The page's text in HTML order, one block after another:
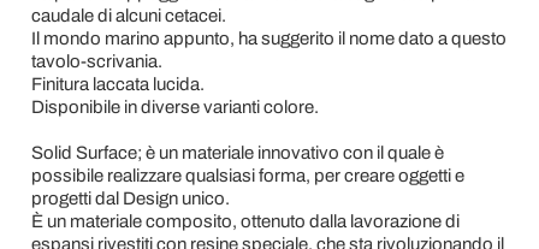
caudale di alcuni cetacei.
Il mondo marino appunto, ha suggerito il nome dato a questo
tavolo-scrivania.
Finitura laccata lucida.
Disponibile in diverse varianti colore.
Solid Surface; è un materiale innovativo con il quale è
possibile realizzare qualsiasi forma, per creare oggetti e
progetti dal Design unico.
È un materiale composito, ottenuto dalla lavorazione di
espansi rivestiti con resine speciale, che sta rivoluzionando il